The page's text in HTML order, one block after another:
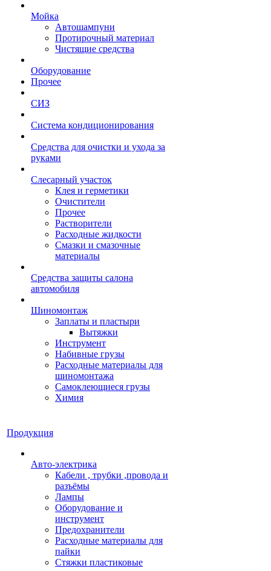
Мойка
Автошампуни
Протирочный материал
Чистящие средства
Оборудование
Прочее
СИЗ
Система кондиционирования
Средства для очистки и ухода за
руками
Слесарный участок
Клея и герметики
Очистители
Прочее
Растворители
Расходные жидкости
Смазки и смазочные
материалы
Средства защиты салона
автомобиля
Шиномонтаж
Заплаты и пластыри
Вытяжки
Инструмент
Набивные грузы
Расходные материалы для
шиномонтажа
Самоклеющиеся грузы
Химия
Продукция
Авто-электрика
Кабели , трубки ,провода и
разъёмы
Лампы
Оборудование и
инструмент
Предохранители
Расходные материалы для
пайки
Стяжки пластиковые